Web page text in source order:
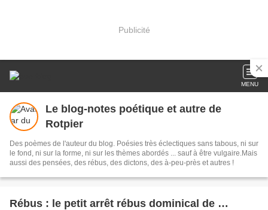
Publicité
MENU
Le blog-notes poétique et autre de
Rotpier
Des poèmes de l'auteur du blog. Poésies très éclectiques sans tabous, ni sur
le fond, ni sur la forme, ni sur les thèmes abordés ... sauf à être vulgaire.Mais
aussi des pensées, des rébus, des dictons, des à-peu-près et autres !
Rébus : le petit arrêt rébus dominical de …